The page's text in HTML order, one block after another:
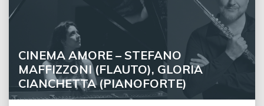
CINEMA AMORE – STEFANO
MAFFIZZONI (FLAUTO), GLORIA
CIANCHETTA (PIANOFORTE)